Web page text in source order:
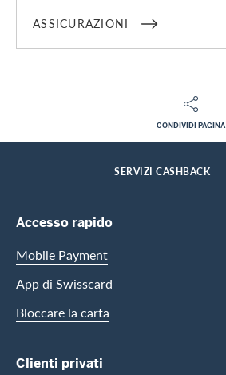
ASSICURAZIONI
CONDIVIDI PAGINA
Footer
SERVIZI CASHBACK
Footer Navigation
Accesso rapido
Mobile Payment
App di Swisscard
Bloccare la carta
Clienti privati